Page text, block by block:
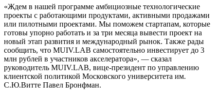
«Ждем в нашей программе амбициозные технологические
проекты с работающими продуктами, активными продажами
или пилотными проектами. Мы поможем стартапам, которые
готовы упорно работать и за три месяца вывести проект на
новый этап развития и международный рынок. Также рады
сообщить, что MUIV.LAB самостоятельно инвестирует до 3
млн рублей в участников акселератора», — сказал
руководитель MUIV.LAB, вице-президент по управлению
клиентской политикой Московского университета им.
С.Ю.Витте Павел Бронфман.